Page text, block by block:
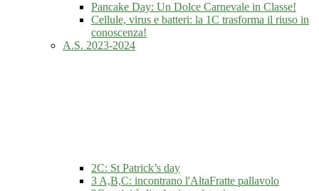
Pancake Day: Un Dolce Carnevale in Classe!
Cellule, virus e batteri: la 1C trasforma il riuso in
conoscenza!
A.S. 2023-2024
2C: St Patrick’s day
3 A,B,C: incontrano l'AltaFratte pallavolo